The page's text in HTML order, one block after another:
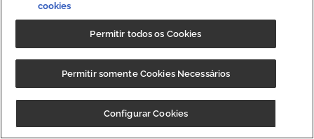
cookies
Configurar Cookies
Permitir somente Cookies Necessários
Permitir todos os Cookies